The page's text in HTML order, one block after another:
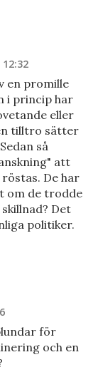
en promille
i princip har
eller
tilltro sätter
så
att
De har
om de trodde
Det
politiker.
för
och en